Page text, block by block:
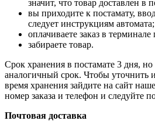
значит, что товар доставлен в
вы приходите к постамату,
следует инструкциям автомата;
оплачиваете заказ в терминале
забираете товар.
Срок хранения в постамате 3 дня,
аналогичный срок. Чтобы
время хранения зайдите на сайт
номер заказа и телефон и следуйте
Почтовая доставка